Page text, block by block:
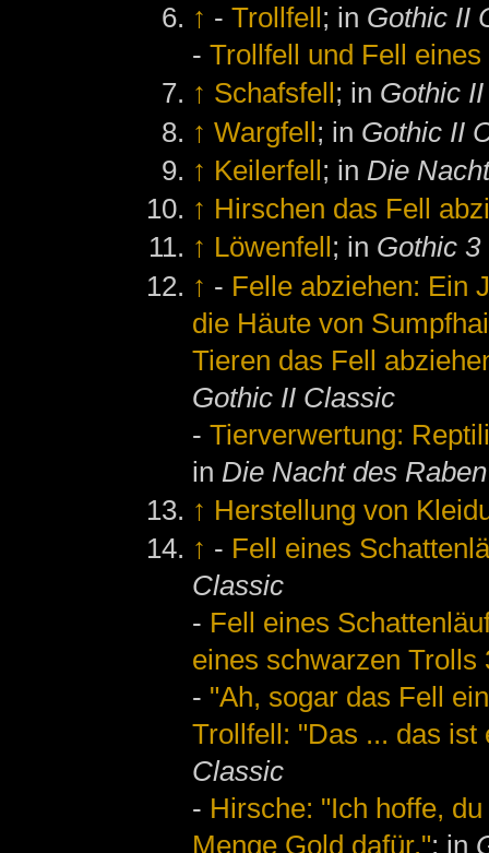
↑ -Trollfell; in Gothic II
-Trollfell und Fell
↑ Schafsfell; in Gothic
↑ Wargfell; in Gothic II
↑ Keilerfell; in Die
↑ Hirschen das Fell
↑ Löwenfell; in Gothic
↑ - Felle abziehen: Ein
die Häute von
Tieren das Fell
Gothic II Classic
-Tierverwertung:
in Die Nacht des Raben
↑ Herstellung von
↑ - Fell eines
Classic
- Fell eines
eines schwarzen Trolls
- "Ah, sogar das Fell
Trollfell: "Das ... das ist
Classic
- Hirsche: "Ich hoffe,
Menge Gold dafür."; in